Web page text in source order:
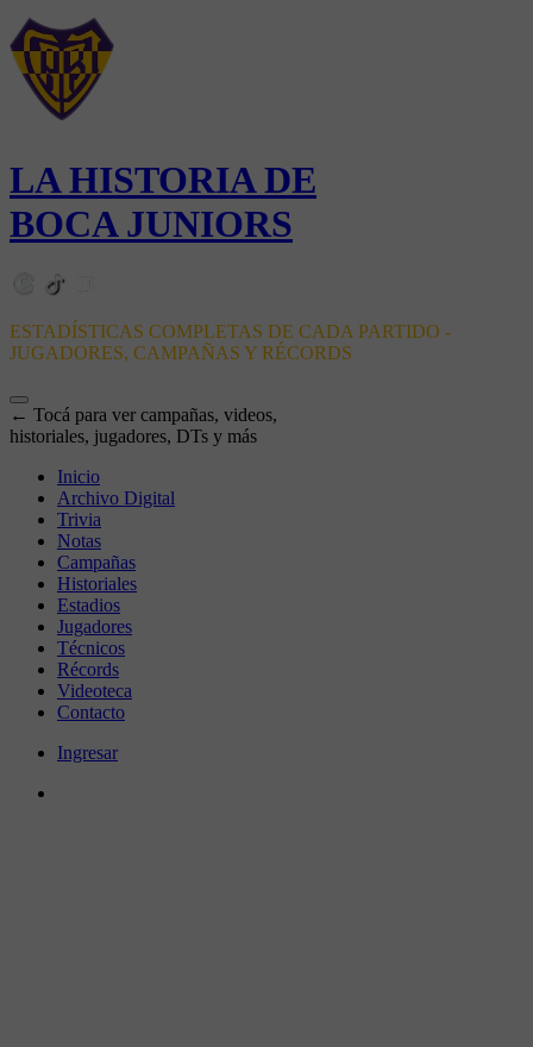
LA HISTORIA DE
BOCA JUNIORS
ESTADÍSTICAS COMPLETAS DE CADA PARTIDO -
JUGADORES, CAMPAÑAS Y RÉCORDS
← Tocá para ver campañas, videos,
historiales, jugadores, DTs y más
Inicio
Archivo Digital
Trivia
Notas
Campañas
Historiales
Estadios
Jugadores
Técnicos
Récords
Videoteca
Contacto
Ingresar